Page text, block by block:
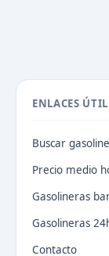
ENLACES
Buscar
Precio medio
Gasolineras
Gasolineras
Contacto